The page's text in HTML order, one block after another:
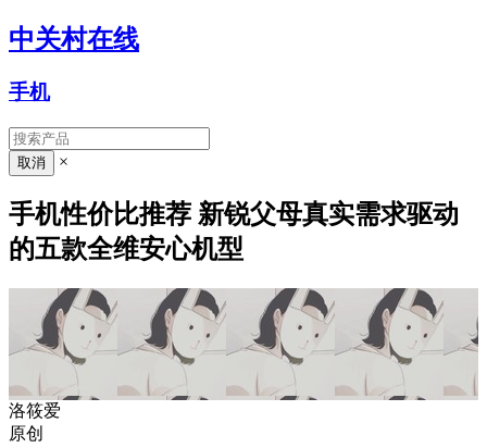
中关村在线
手机
×
手机性价比推荐 新锐父母真实需求驱动
的五款全维安心机型
洛筱爱
原创